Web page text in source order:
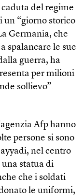
del regime
un “giorno storico
Germania, che
spalancare le sue
guerra, ha
per milioni
sollievo”.
Afp hanno
persone si sono
nel centro
statua di
che i soldati
le uniformi,